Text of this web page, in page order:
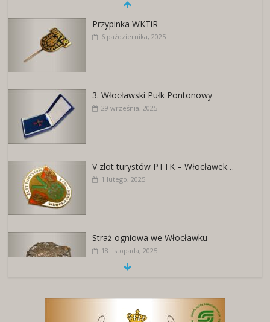
Przypinka WKTiR
6 października, 2025
3. Włocławski Pułk Pontonowy
29 września, 2025
V zlot turystów PTTK – Włocławek…
1 lutego, 2025
Straż ogniowa we Włocławku
18 listopada, 2025